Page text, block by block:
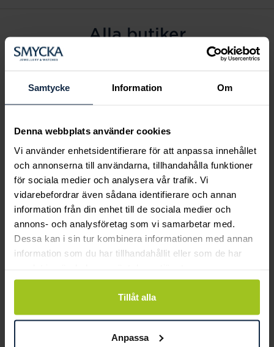
Samtycke Information Om
Denna webbplats använder cookies
Vi använder enhetsidentifierare för att anpassa innehållet
och annonserna till användarna, tillhandahålla funktioner
för sociala medier och analysera vår trafik. Vi
vidarebefordrar även sådana identifierare och annan
information från din enhet till de sociala medier och
annons- och analysföretag som vi samarbetar med.
Dessa kan i sin tur kombinera informationen med annan
information som du har tillhandahållit eller som de har
Tillåt alla
Anpassa
Alla butiker
Alingsås
Arvidsjaur
Eksjö
Fagersta
Farsta
Gävle
Halmstad
Halmstad Hallarna
Haninge
Helsingborg
Jönköping